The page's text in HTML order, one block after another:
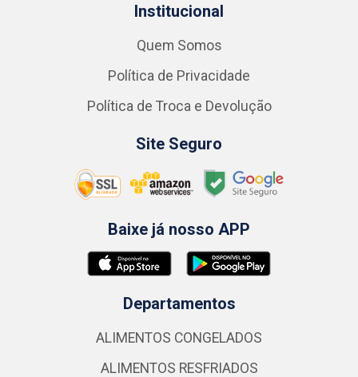
Institucional
Quem Somos
Política de Privacidade
Política de Troca e Devolução
Site Seguro
Baixe já nosso APP
Departamentos
ALIMENTOS CONGELADOS
ALIMENTOS RESFRIADOS